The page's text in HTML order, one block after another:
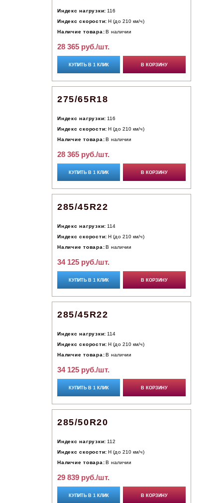
Индекс нагрузки: 116
Индекс скорости: H (до 210 км/ч)
Наличие товара: В наличии
28 365 руб./шт.
КУПИТЬ В 1 КЛИК В КОРЗИНУ
275/65R18
Индекс нагрузки: 116
Индекс скорости: H (до 210 км/ч)
Наличие товара: В наличии
28 365 руб./шт.
КУПИТЬ В 1 КЛИК В КОРЗИНУ
285/45R22
Индекс нагрузки: 114
Индекс скорости: H (до 210 км/ч)
Наличие товара: В наличии
34 125 руб./шт.
КУПИТЬ В 1 КЛИК В КОРЗИНУ
285/45R22
Индекс нагрузки: 114
Индекс скорости: H (до 210 км/ч)
Наличие товара: В наличии
34 125 руб./шт.
КУПИТЬ В 1 КЛИК В КОРЗИНУ
285/50R20
Индекс нагрузки: 112
Индекс скорости: H (до 210 км/ч)
Наличие товара: В наличии
29 839 руб./шт.
КУПИТЬ В 1 КЛИК В КОРЗИНУ